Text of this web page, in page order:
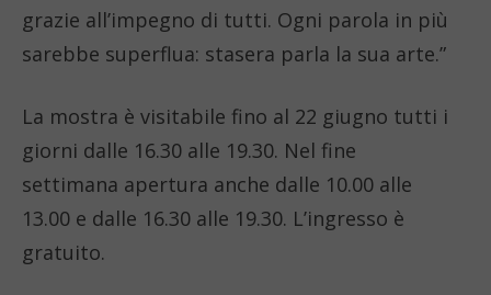
grazie all’impegno di tutti. Ogni parola in più
sarebbe superflua: stasera parla la sua arte.”
La mostra è visitabile fino al 22 giugno tutti i
giorni dalle 16.30 alle 19.30. Nel fine
settimana apertura anche dalle 10.00 alle
13.00 e dalle 16.30 alle 19.30. L’ingresso è
gratuito.